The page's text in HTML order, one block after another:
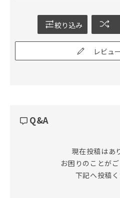
絞り込み
レビュ
Q&A
現在投稿はあ
お困りのことが
下記へ投稿く